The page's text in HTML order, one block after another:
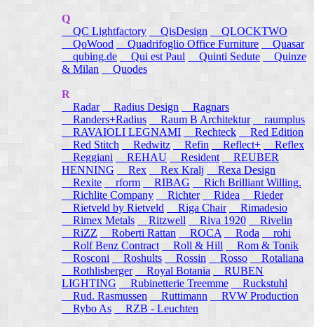
Q
QC Lightfactory
QisDesign
QLOCKTWO
QoWood Quadrifoglio Office Furniture
Quasar
qubing.de
Qui est Paul Quinti Sedute
Quinze
& Milan
Quodes
R
Radar
Radius Design
Ragnars
Randers+Radius
Raum B Architektur raumplus
RAVAIOLI LEGNAMI
Rechteck
Red Edition
Red Stitch
Redwitz Refin Reflect+
Reflex
Reggiani
REHAU Resident
REUBER
HENNING
Rex Rex Kralj
Rexa Design
Rexite
rform RIBAG
Rich Brilliant Willing.
Richlite Company
Richter Ridea
Rieder
Rietveld by Rietveld
Riga Chair
Rimadesio
Rimex Metals
Ritzwell Riva 1920
Rivelin
RiZZ
Roberti Rattan ROCA Roda
rohi
Rolf Benz Contract
Roll & Hill
Rom & Tonik
Rosconi Roshults Rossin Rosso
Rotaliana
Rothlisberger
Royal Botania
RUBEN
LIGHTING
Rubinetterie Treemme
Ruckstuhl
Rud. Rasmussen
Ruttimann
RVW Production
Rybo As
RZB - Leuchten